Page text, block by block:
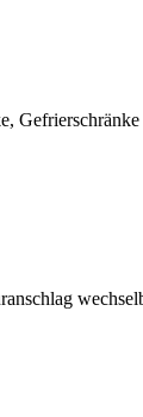
Gefrierschränke